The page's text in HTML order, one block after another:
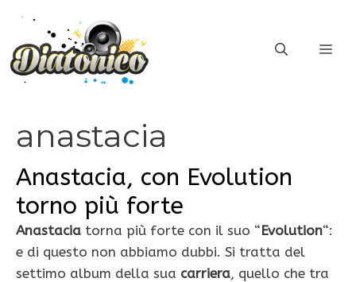
contenuto
anastacia
Anastacia, con Evolution
torno più forte
Anastacia torna più forte con il suo “Evolution“:
e di questo non abbiamo dubbi. Si tratta del
settimo album della sua carriera, quello che tra